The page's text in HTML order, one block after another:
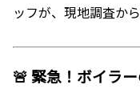
ッフが、現地調査か
🚨 緊急！ボイラ